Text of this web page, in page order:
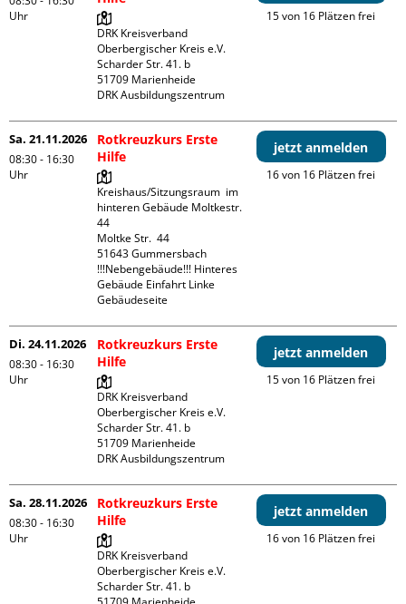
Uhr
DRK Kreisverband
Oberbergischer Kreis e.V.
Scharder Str. 41. b
51709 Marienheide
DRK Ausbildungszentrum
15 von 16 Plätzen frei
Sa. 21.11.2026
08:30 - 16:30
Uhr
Rotkreuzkurs Erste
Hilfe
Kreishaus/Sitzungsraum  im
hinteren Gebäude Moltkestr.
44
Moltke Str.  44
51643 Gummersbach
!!!Nebengebäude!!! Hinteres
Gebäude Einfahrt Linke
Gebäudeseite
jetzt anmelden
16 von 16 Plätzen frei
Di. 24.11.2026
08:30 - 16:30
Uhr
Rotkreuzkurs Erste
Hilfe
DRK Kreisverband
Oberbergischer Kreis e.V.
Scharder Str. 41. b
51709 Marienheide
DRK Ausbildungszentrum
jetzt anmelden
15 von 16 Plätzen frei
Sa. 28.11.2026
08:30 - 16:30
Uhr
Rotkreuzkurs Erste
Hilfe
DRK Kreisverband
Oberbergischer Kreis e.V.
Scharder Str. 41. b
jetzt anmelden
16 von 16 Plätzen frei